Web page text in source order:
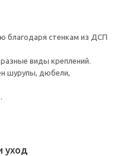
благодаря стенкам из ДСП
виды креплений.
шурупы, дюбели,
уход